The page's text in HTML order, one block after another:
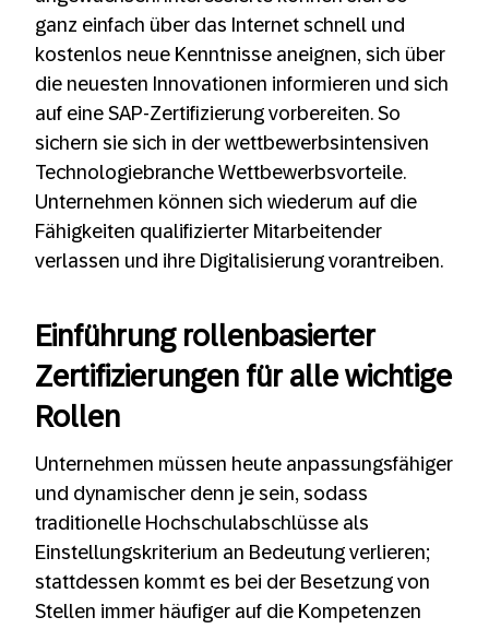
ganz einfach über das Internet schnell und
kostenlos neue Kenntnisse aneignen, sich über
die neuesten Innovationen informieren und sich
auf eine SAP-Zertifizierung vorbereiten. So
sichern sie sich in der wettbewerbsintensiven
Technologiebranche Wettbewerbsvorteile.
Unternehmen können sich wiederum auf die
Fähigkeiten qualifizierter Mitarbeitender
verlassen und ihre Digitalisierung vorantreiben.
Einführung rollenbasierter
Zertifizierungen für alle wichtige
Rollen
Unternehmen müssen heute anpassungsfähiger
und dynamischer denn je sein, sodass
traditionelle Hochschulabschlüsse als
Einstellungskriterium an Bedeutung verlieren;
stattdessen kommt es bei der Besetzung von
Stellen immer häufiger auf die Kompetenzen